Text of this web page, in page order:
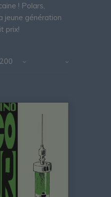
! Polars,
jeune génération
prix!
200